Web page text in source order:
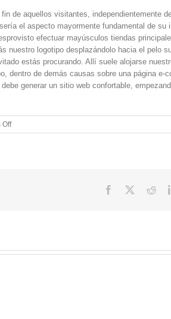
de aquellos visitantes, independientemente
el aspecto mayormente fundamental de su
efectuar mayúsculos tiendas
nuestro logotipo desplazándolo hacia el pelo
estás procurando. Allí suele alojarse
dentro de demás causas sobre una página e-
generar un sitio web confortable,
Offon
La
que
Facebook